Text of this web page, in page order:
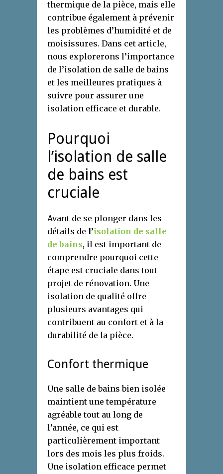
thermique de la pièce, mais elle
contribue également à prévenir
les problèmes d’humidité et de
moisissures. Dans cet article,
nous explorerons l’importance
de l’isolation de salle de bains
et les meilleures pratiques à
suivre pour assurer une
isolation efficace et durable.
Pourquoi
l’isolation de salle
de bains est
cruciale
Avant de se plonger dans les
détails de l’isolation de salle
de bains, il est important de
comprendre pourquoi cette
étape est cruciale dans tout
projet de rénovation. Une
isolation de qualité offre
plusieurs avantages qui
contribuent au confort et à la
durabilité de la pièce.
Confort thermique
Une salle de bains bien isolée
maintient une température
agréable tout au long de
l’année, ce qui est
particulièrement important
lors des mois les plus froids.
Une isolation efficace permet